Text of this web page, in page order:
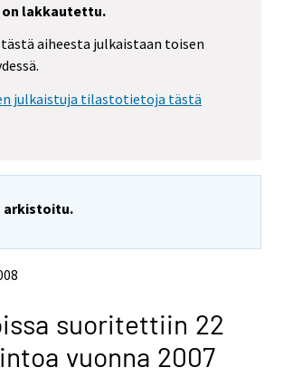
lakkautettu.
aiheesta julkaistaan toisen
julkaistuja tilastotietoja tästä
arkistoitu.
suoritettiin 22
vuonna 2007